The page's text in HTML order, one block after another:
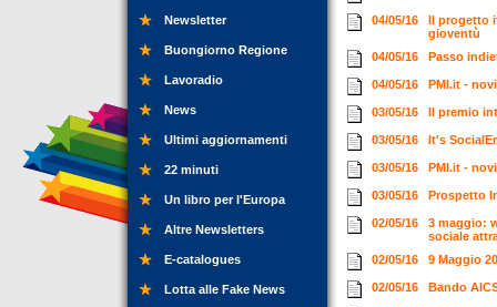
Newsletter
Buongiorno Regione
Lavoradio
News
Ultimi aggiornamenti
22 minuti
Un libro per l'Europa
Altre Newsletters
E-catalogues
Lotta alle Fake News
04/05/16
Il progetto
gioventù
04/05/16
Passo
04/05/16 PMI.it -
03/05/16 Il premio
03/05/16 It's
03/05/16 PMI.it -
03/05/16 Prospetto
02/05/16
3 maggio:
sociale
02/05/16
9 Maggio
02/05/16 Bando